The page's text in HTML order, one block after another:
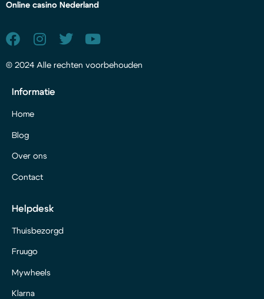
Online casino Nederland
© 2024 Alle rechten voorbehouden
Informatie
Home
Blog
Over ons
Contact
Helpdesk
Thuisbezorgd
Fruugo
Mywheels
Klarna